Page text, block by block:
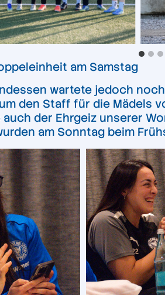
am Samstag
wartete jedoch
den Staff für die Mädels
der Ehrgeiz unserer
am Sonntag beim